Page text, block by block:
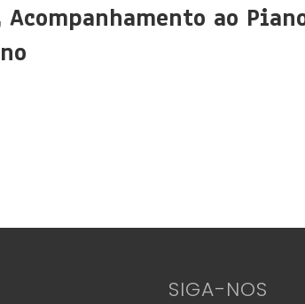
Acompanhamento ao
SIGA-NOS